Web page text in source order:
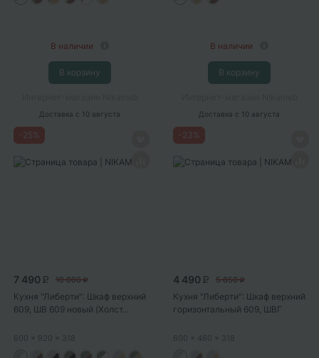
В наличии
В корзину
Доставка с 10 августа
В наличии
В корзину
Доставка с 10 августа
25%
7 490 P 10 006 P
Кухня "Либерти": Шкаф верхний
609, ШВ 609 новый (Холст...
600 x 920 x 318
23 %
4 490 P 5 850 P
Кухня "Либерти": Шкаф верхний
горизонтальный 609, ШВГ
600 x 460 x 318